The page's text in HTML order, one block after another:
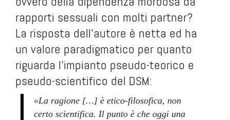
rapporti sessuali con molti partner?
La risposta dell’autore è netta ed ha
un valore paradigmatico per quanto
riguarda l’impianto pseudo-teorico e
pseudo-scientifico del DSM:
«La ragione […] è etico-filosofica, non
certo scientifica. Il punto è che oggi una